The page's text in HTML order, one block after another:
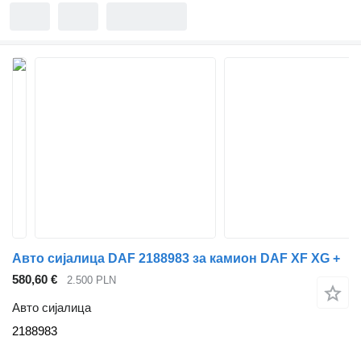
Авто сијалица DAF 2188983 за камион DAF XF XG +
580,60 €
2.500 PLN
Авто сијалица
2188983